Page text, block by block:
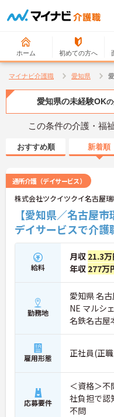
ホーム 初めての方へ
マイナビ介護職 愛知県
愛知県の未経験OK
この条件の介護・福
おすすめ順 新着順
通所介護（デイサービス）
株式会社ツクイツクイ名古屋瑞
【愛知県／名古屋
デイサービスで介護
給料
月収 21.3万
年収 277万
勤務地
愛知県 名
NE マルシ
名鉄名古屋
雇用形態 正社員(正
応募要件
＜資格＞
社負担で認
不問